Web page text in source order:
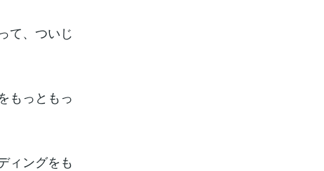
て、ついじ
もっともっ
ィングをも